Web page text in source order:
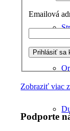
Emailová
Zobraziť viac
Podporte